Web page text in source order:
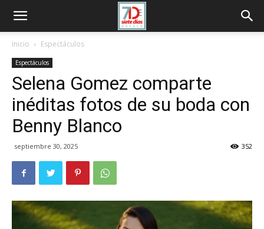
Inicio Espectáculos
Espectáculos
Selena Gomez comparte
inéditas fotos de su boda con
Benny Blanco
septiembre 30, 2025 352